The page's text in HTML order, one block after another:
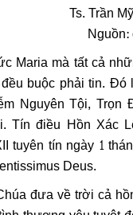
Ts. Trần
Nguồn:
Maria mà tất cả
buộc phải tin. Đó
Nguyên Tội, Trọn
Tín điều Hồn Xác
tuyên tín ngày 1
Deus.
đưa về trời cả